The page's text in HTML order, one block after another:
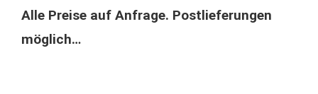
Alle Preise auf Anfrage. Postlieferungen
möglich…